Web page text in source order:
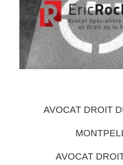
AVOCAT DROIT
AVOCAT